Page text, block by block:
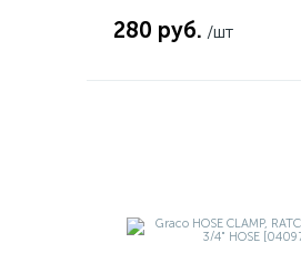
280 руб. /шт